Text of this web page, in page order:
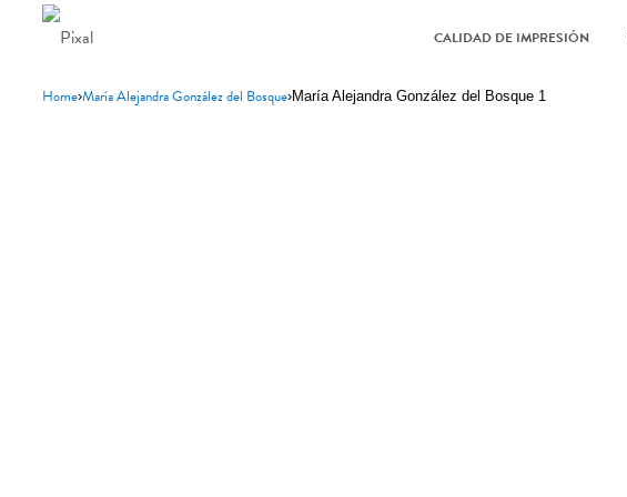
CALIDAD DE IMPRESIÓN
Home›María Alejandra González del Bosque›María Alejandra González del Bosque 1